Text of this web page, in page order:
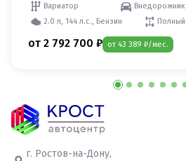
Вариатор
Внедорожник
2.0 л, 144 л.с., Бензин
Полный
от 2 792 700 ₽ от 43 389 ₽/мес.
г. Ростов-на-Дону,